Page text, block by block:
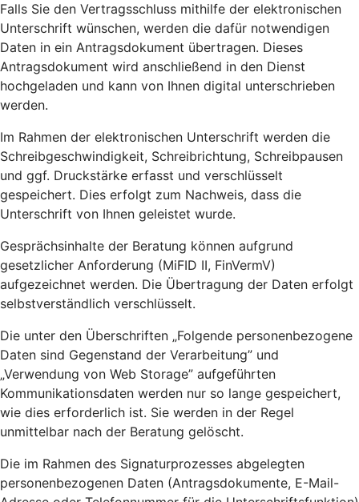
Falls Sie den Vertragsschluss mithilfe der elektronischen
Unterschrift wünschen, werden die dafür notwendigen
Daten in ein Antragsdokument übertragen. Dieses
Antragsdokument wird anschließend in den Dienst
hochgeladen und kann von Ihnen digital unterschrieben
werden.
Im Rahmen der elektronischen Unterschrift werden die
Schreibgeschwindigkeit, Schreibrichtung, Schreibpausen
und ggf. Druckstärke erfasst und verschlüsselt
gespeichert. Dies erfolgt zum Nachweis, dass die
Unterschrift von Ihnen geleistet wurde.
Gesprächsinhalte der Beratung können aufgrund
gesetzlicher Anforderung (MiFID II, FinVermV)
aufgezeichnet werden. Die Übertragung der Daten erfolgt
selbstverständlich verschlüsselt.
Die unter den Überschriften „Folgende personenbezogene
Daten sind Gegenstand der Verarbeitung” und
„Verwendung von Web Storage” aufgeführten
Kommunikationsdaten werden nur so lange gespeichert,
wie dies erforderlich ist. Sie werden in der Regel
unmittelbar nach der Beratung gelöscht.
Die im Rahmen des Signaturprozesses abgelegten
personenbezogenen Daten (Antragsdokumente, E-Mail-